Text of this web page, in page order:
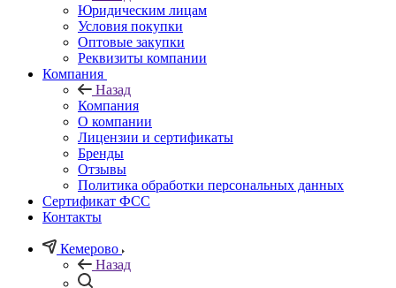
Юридическим лицам
Условия покупки
Оптовые закупки
Реквизиты компании
Компания
Назад
Компания
О компании
Лицензии и сертификаты
Бренды
Отзывы
Политика обработки персональных данных
Сертификат ФСС
Контакты
Кемерово
Назад